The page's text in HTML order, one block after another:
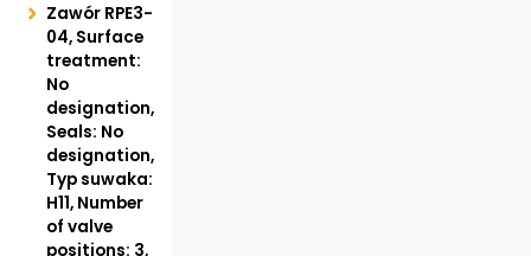
Zawór RPE3-
04, Surface
treatment:
No
designation,
Seals: No
designation,
Typ suwaka:
H11, Number
of valve
positions: 3,